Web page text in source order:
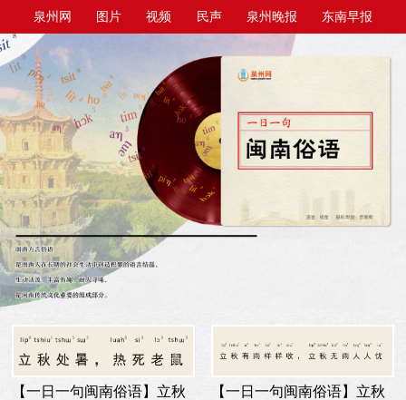
泉州网 图片 视频 民声 泉州晚报 东南早报
【一日一句闽南俗语】立秋
【一日一句闽南俗语】立秋